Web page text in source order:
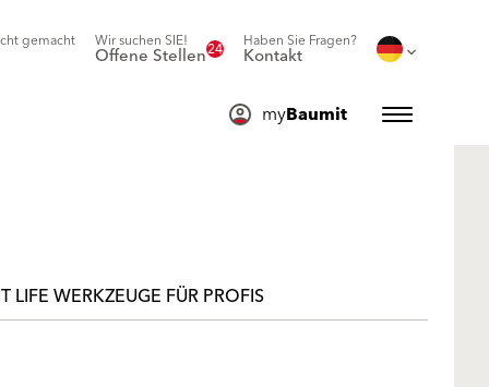
gemacht Wir suchen SIE!
Offene Stellen24 Haben Sie Fragen?
Kontakt
myBaumit
LIFE WERKZEUGE FÜR PROFIS